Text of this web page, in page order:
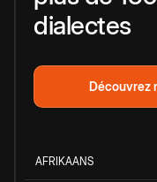
dialectes
Découvrez
AFRIKAANS